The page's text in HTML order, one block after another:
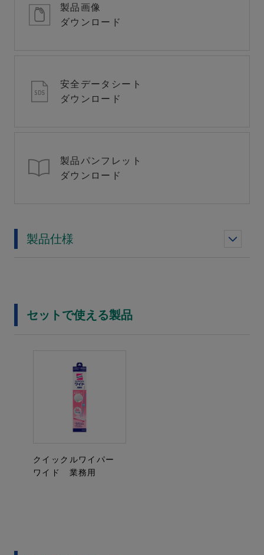
製品画像
ダウンロード
安全データシート
ダウンロード
製品パンフレット
ダウンロード
製品仕様
セットで使える製品
クイックルワイパー
ワイド 業務用